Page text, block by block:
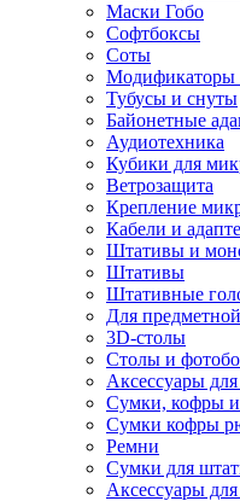
Маски Гобо
Софтбоксы
Соты
Модификаторы
Тубусы и снуты
Байонетные
Аудиотехника
Кубики для
Ветрозащита
Крепление
Кабели и
Штативы и
Штативы
Штативные
Для
3D-столы
Столы и
Аксессуары
Сумки, кофры
Сумки кофры
Ремни
Сумки для
Аксессуары